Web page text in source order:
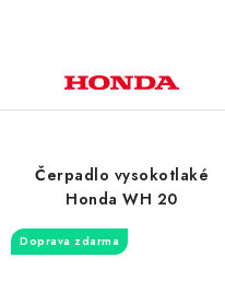
Čerpadlo vysokotlaké
Honda WH 20
Doprava zdarma